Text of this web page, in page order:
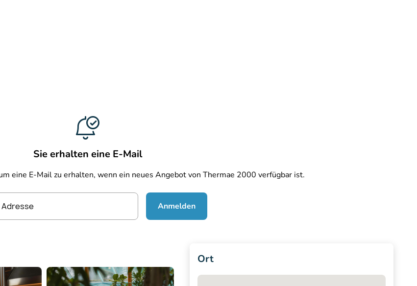
Sie erhalten eine E-Mail
eine E-Mail zu erhalten, wenn ein neues Angebot von Thermae 2000 verfügbar ist.
Adresse Anmelden
Ort